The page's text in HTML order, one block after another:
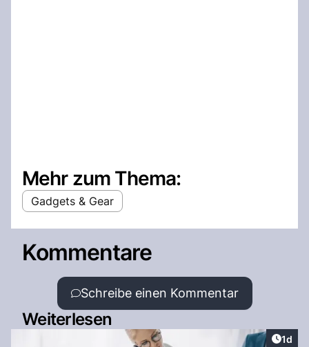
Mehr zum Thema:
Gadgets & Gear
Kommentare
Schreibe einen Kommentar
Weiterlesen
1d